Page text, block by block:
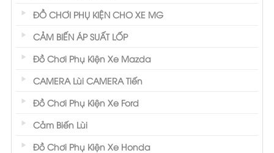
ĐỒ CHƠI PHỤ KIỆN CHO XE MG
CẢM BIẾN ÁP SUẤT LỐP
Đồ Chơi Phụ Kiện Xe Mazda
CAMERA Lùi CAMERA Tiến
Đồ Chơi Phụ Kiện Xe Ford
Cảm Biến Lùi
Đồ Chơi Phụ Kiện Xe Honda